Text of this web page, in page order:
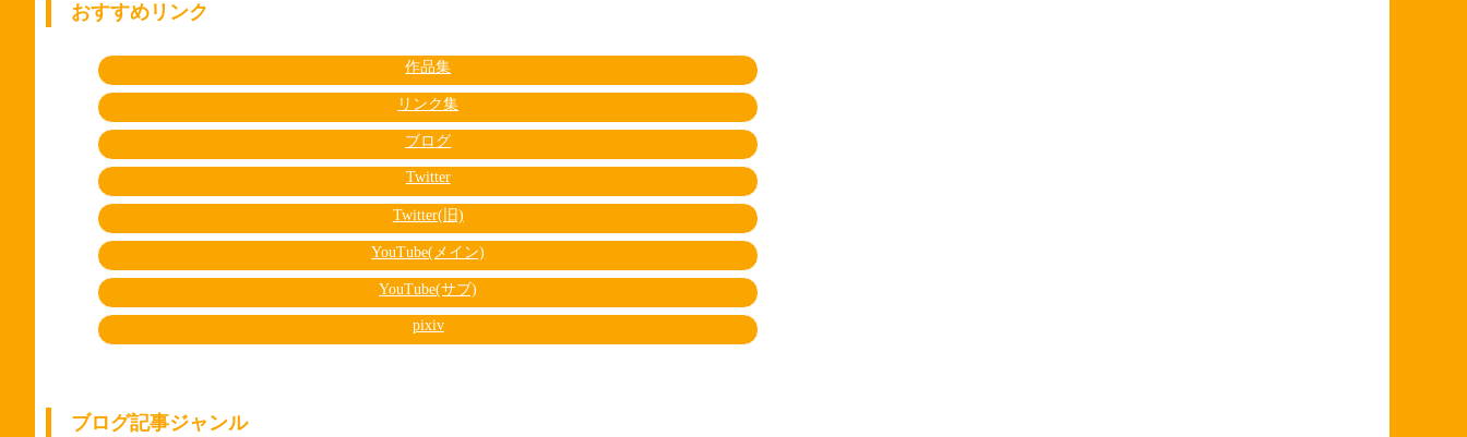
おすすめリンク
作品集
リンク集
ブログ
Twitter
Twitter(旧)
YouTube(メイン)
YouTube(サブ)
pixiv
ブログ記事ジャンル